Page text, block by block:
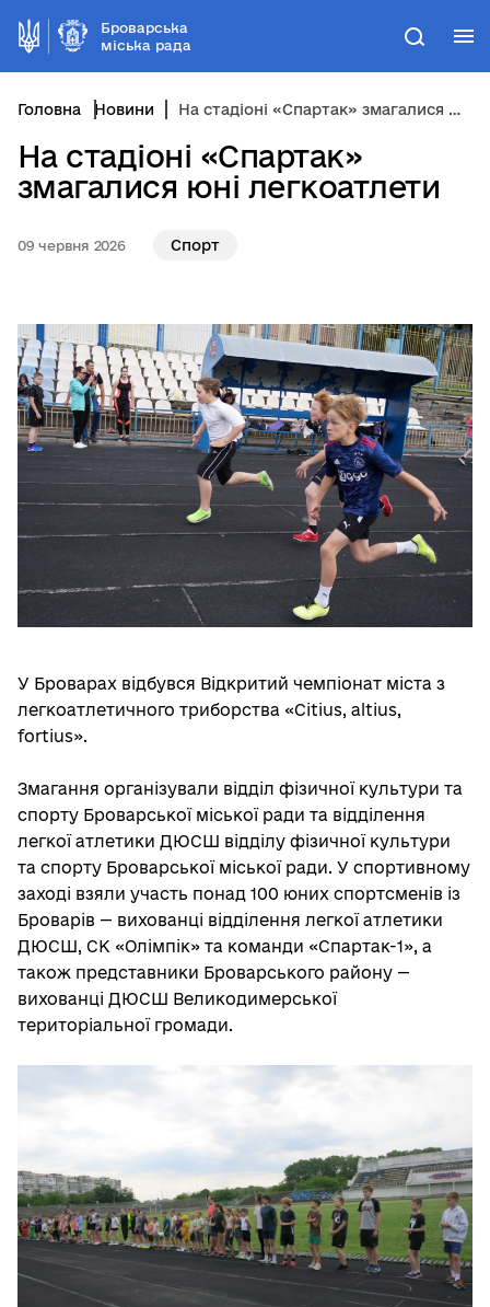
Броварська
міська рада
Пошук
Головна Новини На стадіоні «Спартак» змагалися юні легкоатлети
На стадіоні «Спартак»
змагалися юні легкоатлети
09 червня 2026 Спорт
У Броварах відбувся Відкритий чемпіонат міста з
легкоатлетичного триборства «Citius, altius,
fortius».
Змагання організували відділ фізичної культури та
спорту Броварської міської ради та відділення
легкої атлетики ДЮСШ відділу фізичної культури
та спорту Броварської міської ради. У спортивному
заході взяли участь понад 100 юних спортсменів із
Броварів — вихованці відділення легкої атлетики
ДЮСШ, СК «Олімпік» та команди «Спартак-1», а
також представники Броварського району —
вихованці ДЮСШ Великодимерської
територіальної громади.